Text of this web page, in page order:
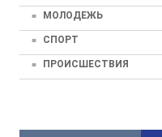
МОЛОДЕЖЬ
СПОРТ
ПРОИСШЕСТВИЯ